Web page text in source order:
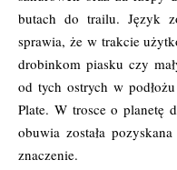
butach do trailu. Język
sprawia, że w trakcie
drobinkom piasku czy
od tych ostrych w
Plate. W trosce o planetę
obuwia została
znaczenie.